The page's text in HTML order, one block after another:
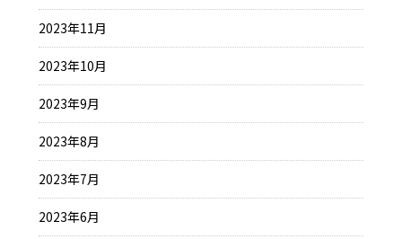
2023年11月
2023年10月
2023年9月
2023年8月
2023年7月
2023年6月